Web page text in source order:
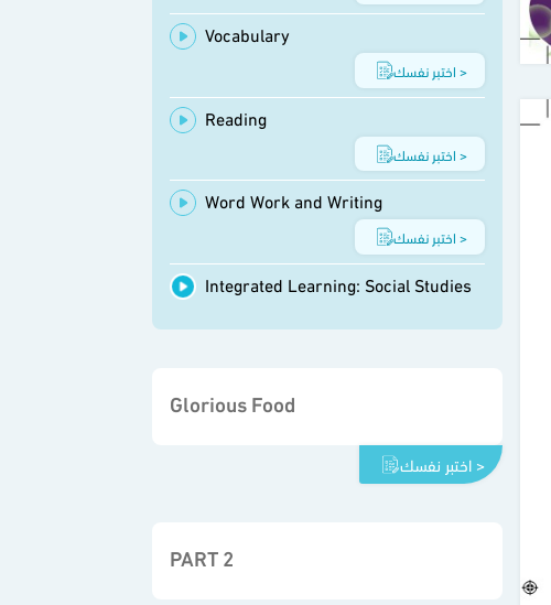
Vocabulary
اختبر نفسك >
Reading
اختبر نفسك >
Word Work and Writing
اختبر نفسك >
Integrated Learning: Social Studies
Glorious Food
اختبر نفسك >
PART 2